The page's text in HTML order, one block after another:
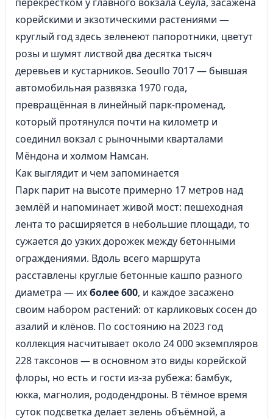
корейскими и экзотическими растениями —
круглый год здесь зеленеют папоротники, цветут
розы и шумят листвой два десятка тысяч
деревьев и кустарников. Seoullo 7017 — бывшая
автомобильная развязка 1970 года,
превращённая в линейный парк-променад,
который протянулся почти на километр и
соединил вокзал с рыночными кварталами
Мёндона и холмом Намсан.
Как выглядит и чем запоминается
Парк парит на высоте примерно 17 метров над
землёй и напоминает живой мост: пешеходная
лента то расширяется в небольшие площади, то
сужается до узких дорожек между бетонными
ограждениями. Вдоль всего маршрута
расставлены круглые бетонные кашпо разного
диаметра — ихболее 600, и каждое засажено
своим набором растений: от карликовых сосен до
азалий и клёнов. По состоянию на 2023 год
коллекция насчитывает около 24 000 экземпляров
228 таксонов — в основном это виды корейской
флоры, но есть и гости из-за рубежа: бамбук,
юкка, магнолия, рододендроны. В тёмное время
суток подсветка делает зелень объёмной, а